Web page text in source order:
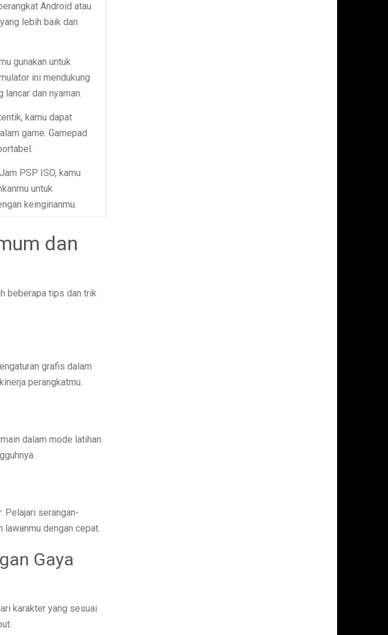
Android atau
lebih baik dan
gunakan untuk
ini mendukung
dan nyaman.
kamu dapat
game. Gamepad
PSP ISO, kamu
untuk
keinginanmu.
dan
beberapa tips dan trik
grafis dalam
perangkatmu.
dalam mode latihan.
Pelajari serangan-
lawanmu dengan cepat.
Gaya
karakter yang sesuai